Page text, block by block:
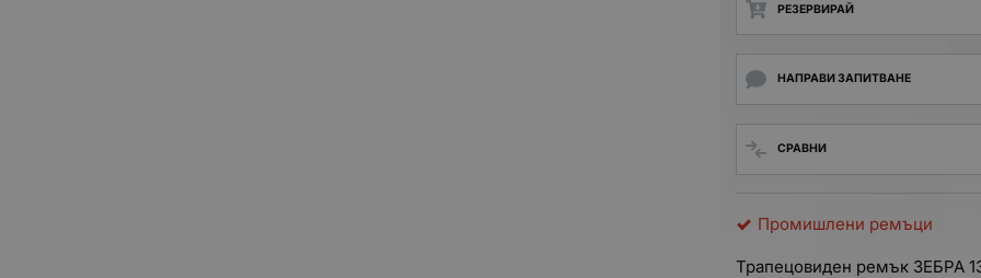
РЕЗЕРВИРАЙ
НАПРАВИ ЗАПИТВАНЕ
СРАВНИ
Промишлени ремъци
Трапецовиден ремък ЗЕБРА